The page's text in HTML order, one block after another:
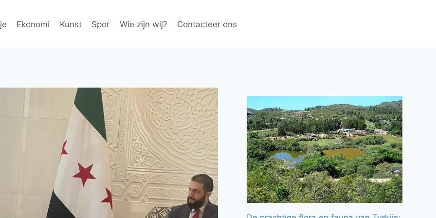
Ekonomi Kunst Spor Wie zijn wij? Contacteer ons